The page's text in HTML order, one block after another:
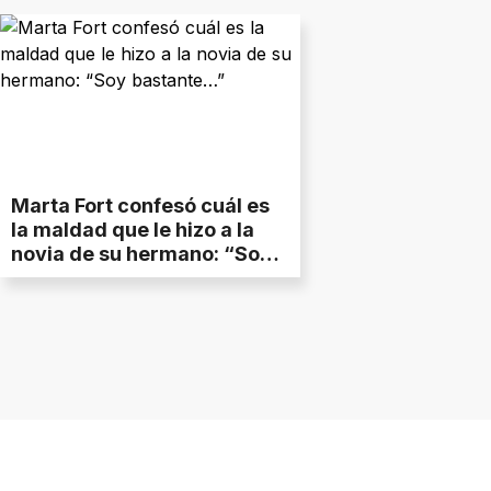
Marta Fort confesó cuál es
la maldad que le hizo a la
novia de su hermano: “Soy
bastante…”